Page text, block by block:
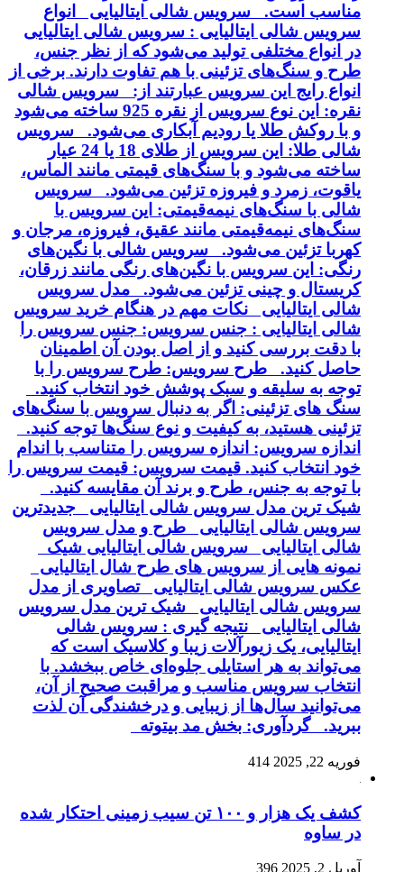
مناسب است. سرویس شالی ایتالیایی انواع
سرویس شالی ایتالیایی : سرویس شالی ایتالیایی
در انواع مختلفی تولید می‌شود که از نظر جنس،
طرح و سنگ‌های تزئینی با هم تفاوت دارند. برخی از
انواع رایج این سرویس عبارتند از: سرویس شالی
نقره: این نوع سرویس از نقره 925 ساخته می‌شود
و با روکش طلا یا رودیم آبکاری می‌شود. سرویس
شالی طلا: این سرویس از طلای 18 یا 24 عیار
ساخته می‌شود و با سنگ‌های قیمتی مانند الماس،
یاقوت، زمرد و فیروزه تزئین می‌شود. سرویس
شالی با سنگ‌های نیمه‌قیمتی: این سرویس با
سنگ‌های نیمه‌قیمتی مانند عقیق، فیروزه، مرجان و
کهربا تزئین می‌شود. سرویس شالی با نگین‌های
رنگی: این سرویس با نگین‌های رنگی مانند زرقان،
کریستال و چینی تزئین می‌شود. مدل سرویس
شالی ایتالیایی نکات مهم در هنگام خرید سرویس
شالی ایتالیایی : جنس سرویس: جنس سرویس را
با دقت بررسی کنید و از اصل بودن آن اطمینان
حاصل کنید. طرح سرویس: طرح سرویس را با
توجه به سلیقه و سبک پوشش خود انتخاب کنید.
سنگ های تزئینی: اگر به دنبال سرویس با سنگ‌های
تزئینی هستید، به کیفیت و نوع سنگ‌ها توجه کنید.
اندازه سرویس: اندازه سرویس را متناسب با اندام
خود انتخاب کنید. قیمت سرویس: قیمت سرویس را
با توجه به جنس، طرح و برند آن مقایسه کنید.
شیک ترین مدل سرویس شالی ایتالیایی جدیدترین
سرویس شالی ایتالیایی طرح و مدل سرویس
شالی ایتالیایی سرویس شالی ایتالیایی شیک
نمونه هایی از سرویس های طرح شال ایتالیایی
عکس سرویس شالی ایتالیایی تصاویری از مدل
سرویس شالی ایتالیایی شیک ترین مدل سرویس
شالی ایتالیایی نتیجه گیری : سرویس شالی
ایتالیایی، یک زیورآلات زیبا و کلاسیک است که
می‌تواند به هر استایلی جلوه‌ای خاص ببخشد. با
انتخاب سرویس مناسب و مراقبت صحیح از آن،
می‌توانید سال‌ها از زیبایی و درخشندگی آن لذت
ببرید. گردآوری: بخش مد بیتوته
فوریه 22, 2025 414
کشف یک هزار و ۱۰۰ تن سیب زمینی احتکار شده
در ساوه
آوریل 2, 2025 396